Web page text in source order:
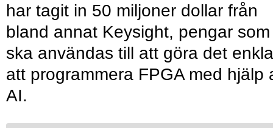
har tagit in 50 miljoner dollar från
bland annat Keysight, pengar som
ska användas till att göra det
att programmera FPGA med hjälp
AI.